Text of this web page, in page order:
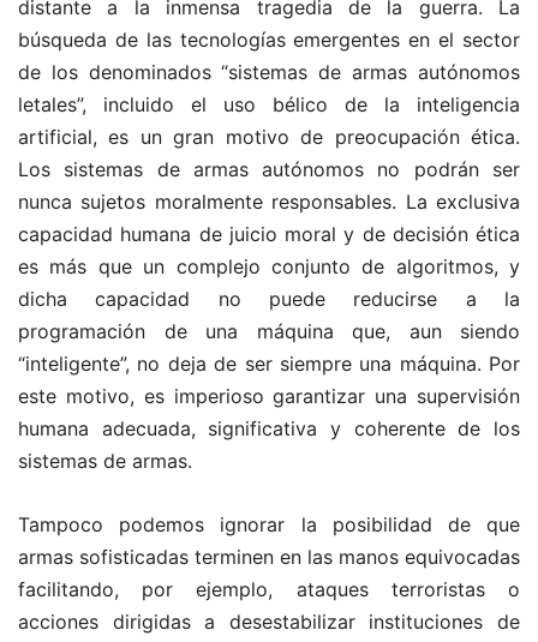
distante a la inmensa tragedia de la guerra. La
búsqueda de las tecnologías emergentes en el sector
de los denominados “sistemas de armas autónomos
letales”, incluido el uso bélico de la inteligencia
artificial, es un gran motivo de preocupación ética.
Los sistemas de armas autónomos no podrán ser
nunca sujetos moralmente responsables. La exclusiva
capacidad humana de juicio moral y de decisión ética
es más que un complejo conjunto de algoritmos, y
dicha capacidad no puede reducirse a la
programación de una máquina que, aun siendo
“inteligente”, no deja de ser siempre una máquina. Por
este motivo, es imperioso garantizar una supervisión
humana adecuada, significativa y coherente de los
sistemas de armas.
Tampoco podemos ignorar la posibilidad de que
armas sofisticadas terminen en las manos equivocadas
facilitando, por ejemplo, ataques terroristas o
acciones dirigidas a desestabilizar instituciones de